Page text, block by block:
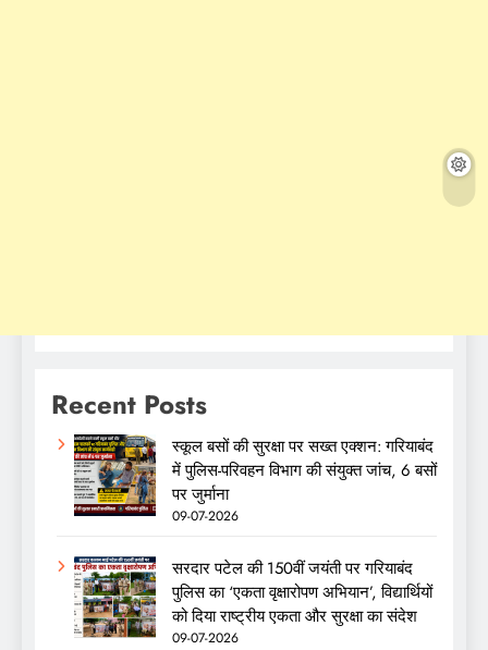
Recent Posts
स्कूल बसों की सुरक्षा पर सख्त एक्शन: गरियाबंद
में पुलिस-परिवहन विभाग की संयुक्त जांच, 6 बसों
पर जुर्माना
09-07-2026
सरदार पटेल की 150वीं जयंती पर गरियाबंद
पुलिस का ‘एकता वृक्षारोपण अभियान’, विद्यार्थियों
को दिया राष्ट्रीय एकता और सुरक्षा का संदेश
09-07-2026